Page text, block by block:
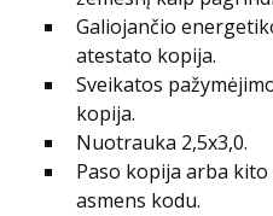
Galiojančio
atestato kopija.
Sveikatos
kopija.
Nuotrauka 2,5x3,0.
Paso kopija arba
asmens kodu.